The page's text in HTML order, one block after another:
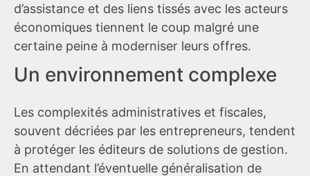
d’assistance et des liens tissés avec les acteurs
économiques tiennent le coup malgré une
certaine peine à moderniser leurs offres.
Un environnement complexe
Les complexités administratives et fiscales,
souvent décriées par les entrepreneurs, tendent
à protéger les éditeurs de solutions de gestion.
En attendant l’éventuelle généralisation de